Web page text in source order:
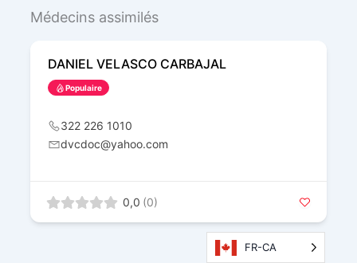
Médecins assimilés
DANIEL VELASCO CARBAJAL
Populaire
322 226 1010
dvcdoc@yahoo.com
0,0 (0)
FR-CA